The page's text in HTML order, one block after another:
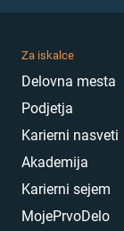
Za iskalce
Delovna mesta
Podjetja
Karierni nasveti
Akademija
Karierni sejem
MojePrvoDelo